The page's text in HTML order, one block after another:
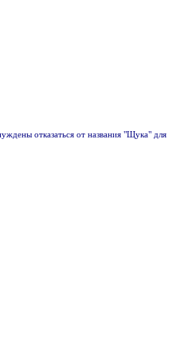
отказаться от названия "Щука" для